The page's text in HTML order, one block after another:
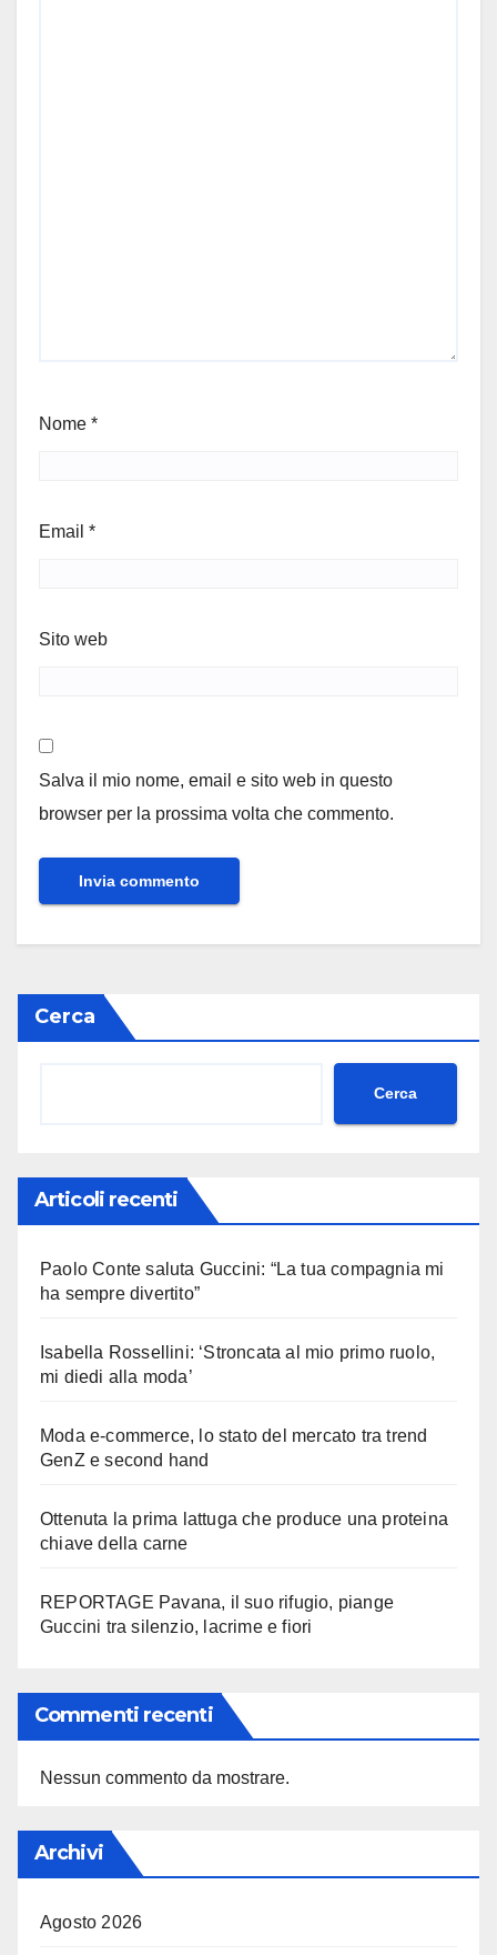
Nome *
Email *
Sito web
Salva il mio nome, email e sito web in questo
browser per la prossima volta che commento.
Cerca
Cerca
Articoli recenti
Paolo Conte saluta Guccini: “La tua compagnia mi
ha sempre divertito”
Isabella Rossellini: ‘Stroncata al mio primo ruolo,
mi diedi alla moda’
Moda e-commerce, lo stato del mercato tra trend
GenZ e second hand
Ottenuta la prima lattuga che produce una proteina
chiave della carne
REPORTAGE Pavana, il suo rifugio, piange
Guccini tra silenzio, lacrime e fiori
Commenti recenti
Nessun commento da mostrare.
Archivi
Agosto 2026